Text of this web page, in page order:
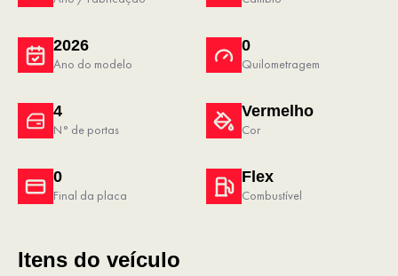
4
N° de portas
Vermelho
Cor
2026
Ano do modelo
0
Quilometragem
0
Final da placa
Flex
Combustível
Itens do veículo